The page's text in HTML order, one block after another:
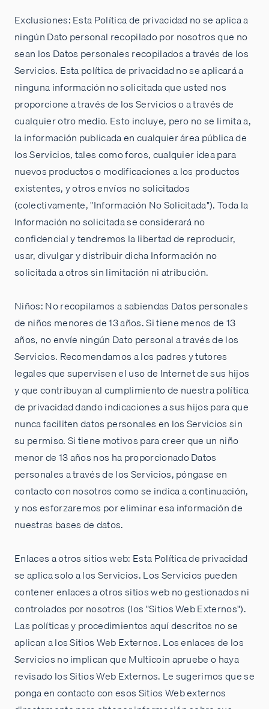
Exclusiones: Esta Política de privacidad no se aplica a
ningún Dato personal recopilado por nosotros que no
sean los Datos personales recopilados a través de los
Servicios. Esta política de privacidad no se aplicará a
ninguna información no solicitada que usted nos
proporcione a través de los Servicios o a través de
cualquier otro medio. Esto incluye, pero no se limita a,
la información publicada en cualquier área pública de
los Servicios, tales como foros, cualquier idea para
nuevos productos o modificaciones a los productos
existentes, y otros envíos no solicitados
(colectivamente, "Información No Solicitada"). Toda la
Información no solicitada se considerará no
confidencial y tendremos la libertad de reproducir,
usar, divulgar y distribuir dicha Información no
solicitada a otros sin limitación ni atribución.
Niños: No recopilamos a sabiendas Datos personales
de niños menores de 13 años. Si tiene menos de 13
años, no envíe ningún Dato personal a través de los
Servicios. Recomendamos a los padres y tutores
legales que supervisen el uso de Internet de sus hijos
y que contribuyan al cumplimiento de nuestra política
de privacidad dando indicaciones a sus hijos para que
nunca faciliten datos personales en los Servicios sin
su permiso. Si tiene motivos para creer que un niño
menor de 13 años nos ha proporcionado Datos
personales a través de los Servicios, póngase en
contacto con nosotros como se indica a continuación,
y nos esforzaremos por eliminar esa información de
nuestras bases de datos.
Enlaces a otros sitios web: Esta Política de privacidad
se aplica solo a los Servicios. Los Servicios pueden
contener enlaces a otros sitios web no gestionados ni
controlados por nosotros (los "Sitios Web Externos").
Las políticas y procedimientos aquí descritos no se
aplican a los Sitios Web Externos. Los enlaces de los
Servicios no implican que Multicoin apruebe o haya
revisado los Sitios Web Externos. Le sugerimos que se
ponga en contacto con esos Sitios Web externos